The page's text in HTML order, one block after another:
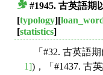
#1945. 古英語期
[typology][
[statistics]
「#32. 古英語期
1])，「#1437. 古